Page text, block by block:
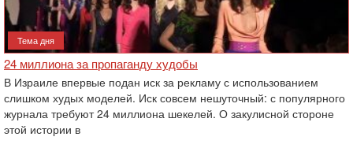
Тема дня
‎24 миллиона за пропаганду худобы‎
В Израиле впервые подан иск за рекламу с использованием
слишком худых моделей. Иск совсем ‎нешуточный: с популярного
журнала требуют 24 миллиона шекелей. О закулисной стороне
этой ‎истории в